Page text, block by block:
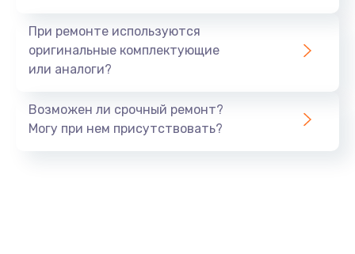
Заказать
1060 руб.
При ремонте используются
оригинальные комплектующие
или аналоги?
Возможен ли срочный ремонт?
Могу при нем присутствовать?